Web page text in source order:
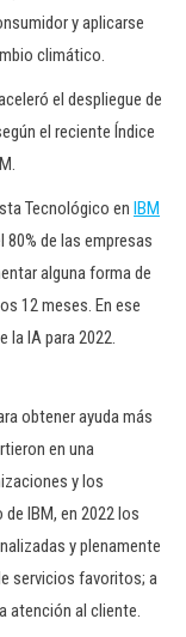
y aplicarse
climático.
el despliegue de
el reciente Índice
Tecnológico en IBM
de las empresas
alguna forma de
12 meses. En ese
la IA para 2022.
obtener ayuda más
en una
y los
IBM, en 2022 los
y plenamente
servicios favoritos; a
atención al cliente.